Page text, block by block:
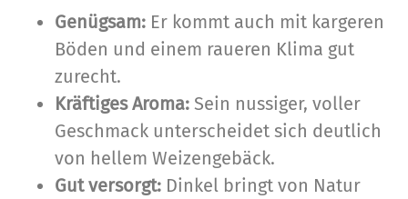
Genügsam: Er kommt auch mit kargeren
Böden und einem raueren Klima gut
zurecht.
Kräftiges Aroma: Sein nussiger, voller
Geschmack unterscheidet sich deutlich
von hellem Weizengebäck.
Gut versorgt: Dinkel bringt von Natur